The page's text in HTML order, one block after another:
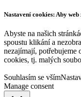
Nastavení cookies: Aby
Abyste na našich
spoustu klikání a
nezajímají, potřebujeme
cookies, tj. malých
Souhlasím se vším
Manage consent